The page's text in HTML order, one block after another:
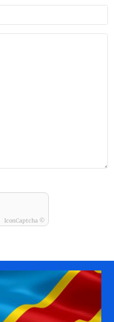
IconCaptcha ©